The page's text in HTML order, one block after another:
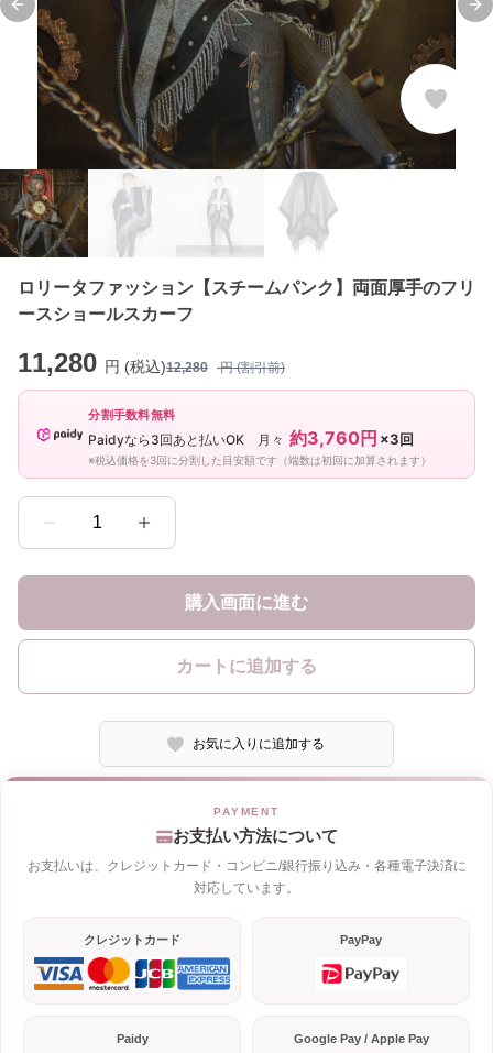
Previous slide
ロリータファッション【スチームパンク】両面厚手のフリ
ースショールスカーフ
11,280 円 (税込)12,280 円 (割引前)
分割手数料無料
Paidyなら3回あと払いOK 月々 約3,760円 ×3回
※税込価格を3回に分割した目安額です（端数は初回に加算されます）
1
購入画面に進む
カートに追加する
お気に入りに追加する
お支払い方法について
お支払いは、クレジットカード・コンビニ/銀行振り込み・各種電子決済に
対応しています。
クレジットカード PayPay
Paidy Google Pay / Apple Pay